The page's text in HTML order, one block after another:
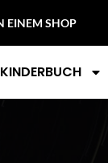
IN EINEM SHOP
KINDERBUCH